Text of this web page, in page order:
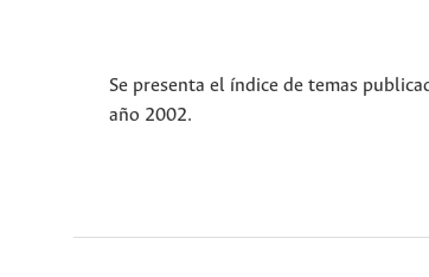
Se presenta el índice de temas
año 2002.